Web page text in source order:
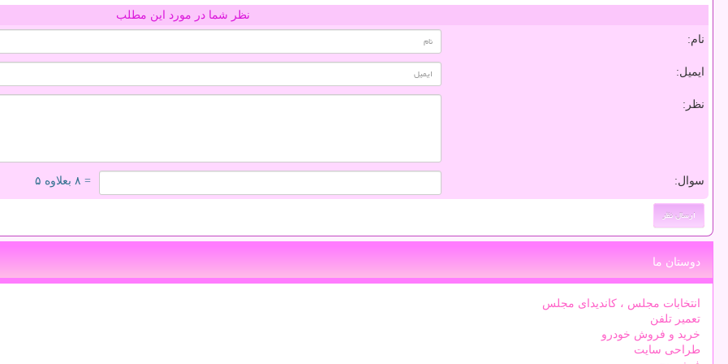
نظر شما در مورد این مطلب
نام:
ایمیل:
نظر:
سوال: = ۸ بعلاوه ۵
دوستان ما
انتخابات مجلس ، کاندیدای مجلس
تعمیر تلفن
خرید و فروش خودرو
طراحی سایت